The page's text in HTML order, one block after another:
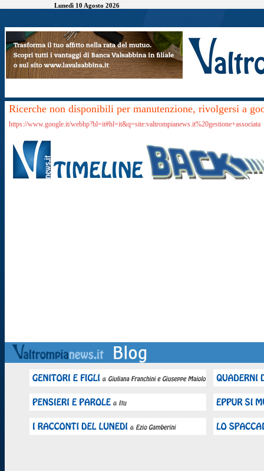
Lunedì 10 Agosto 2026
Ricerche non disponibili per manutenzione, rivolgersi a
https://www.google.it/webhp?hl=it#hl=it&q=site:valtrompianews.it%20gestione+associata